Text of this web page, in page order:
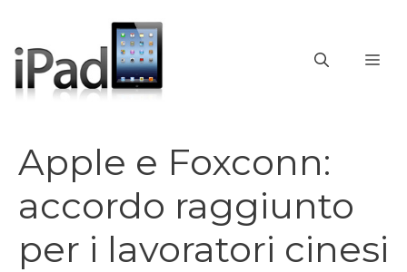
contenuto
Apple e Foxconn:
accordo raggiunto
per i lavoratori cinesi